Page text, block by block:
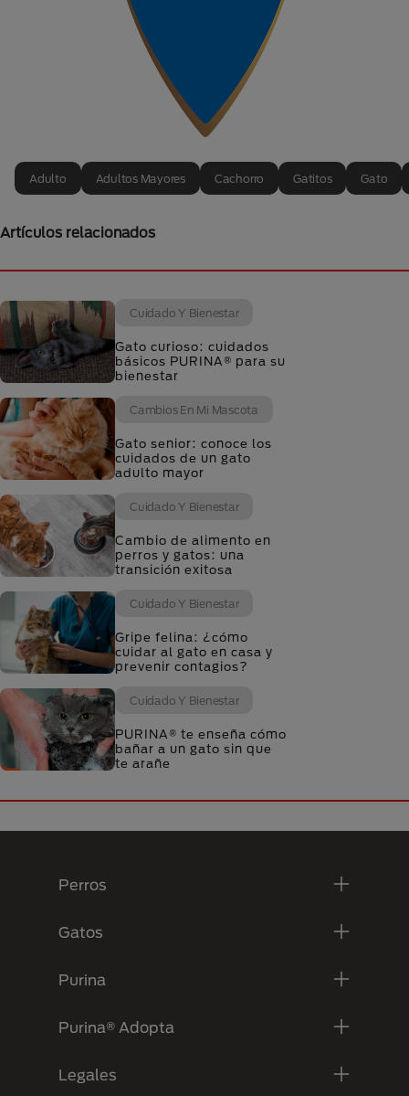
Adulto Adultos Mayores Cachorro Gatitos Gato
Artículos relacionados
Cuidado Y Bienestar
Gato curioso: cuidados
básicos PURINA® para su
bienestar
Cambios En Mi Mascota
Gato senior: conoce los
cuidados de un gato
adulto mayor
Cuidado Y Bienestar
Cambio de alimento en
perros y gatos: una
transición exitosa
Cuidado Y Bienestar
Gripe felina: ¿cómo
cuidar al gato en casa y
prevenir contagios?
Cuidado Y Bienestar
PURINA® te enseña cómo
bañar a un gato sin que
te arañe
Perros
Gatos
Purina
Purina® Adopta
Legales